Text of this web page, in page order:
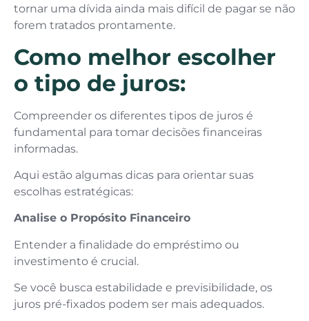
tornar uma dívida ainda mais difícil de pagar se não
forem tratados prontamente.
Como melhor escolher
o tipo de juros:
Compreender os diferentes tipos de juros é
fundamental para tomar decisões financeiras
informadas.
Aqui estão algumas dicas para orientar suas
escolhas estratégicas:
Analise o Propósito Financeiro
Entender a finalidade do empréstimo ou
investimento é crucial.
Se você busca estabilidade e previsibilidade, os
juros pré-fixados podem ser mais adequados.